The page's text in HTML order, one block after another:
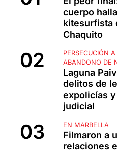
cuerpo
kitesurfista
Chaquito
PERSECUCIÓN
ABANDONO DE
Laguna
delitos de
expolicías
judicial
EN MARBELLA
Filmaron a
relaciones